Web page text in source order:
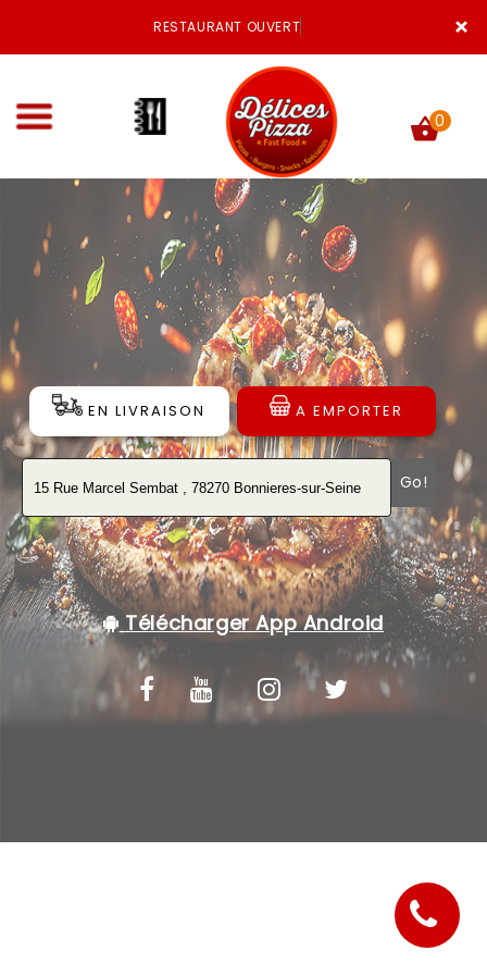
×
RESTAURANT OUVERT
ACCUEIL
LA CARTE
VOTRE COMPTE
NOTRE RESTAURANT
VOS AVIS
MENTIONS LÉGALES
C.G.V
0
EN LIVRAISON A EMPORTER
Go!
Télécharger App Android